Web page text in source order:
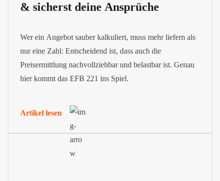
& sicherst deine Ansprüche
Wer ein Angebot sauber kalkuliert, muss mehr liefern als
nur eine Zahl: Entscheidend ist, dass auch die
Preisermittlung nachvollziehbar und belastbar ist. Genau
hier kommt das EFB 221 ins Spiel.
Artikel lesen